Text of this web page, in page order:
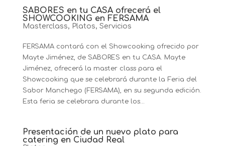
SABORES en tu CASA ofrecerá el
SHOWCOOKING en FERSAMA
Masterclass, Platos, Servicios
FERSAMA contará con el Showcooking ofrecido por
Mayte Jiménez, de SABORES en tu CASA. Mayte
Jiménez, ofrecerá la master class para el
Showcooking que se celebrará durante la Feria del
Sabor Manchego (FERSAMA), en su segunda edición.
Esta feria se celebrara durante los...
Presentación de un nuevo plato para
catering en Ciudad Real